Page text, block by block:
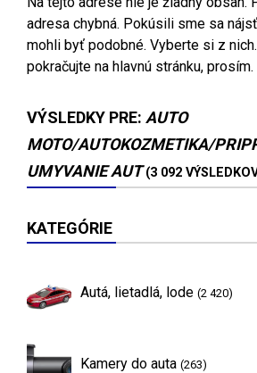
adresa chybná. Pokúsili sme sa
mohli byť podobné. Vyberte si z
pokračujte na hlavnú stránku, prosím.
VÝSLEDKY PRE: AUTO
MOTO/AUTOKOZMETIKA/
UMYVANIE AUT (3 092
KATEGÓRIE
Autá, lietadlá, lode (2 420)
Kamery do auta (263)